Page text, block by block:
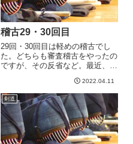
稽古29・30回目
29回・30回目は軽めの稽古でし
た。どちらも審査稽古をやったの
ですが、その反省など。最近、と
飛び込み面を決めたいんですよ
ね。。。審査稽古でもついそれを
やってしまうがために、ぽろっと
打たれたりします。地稽古なら
全...
2022.04.11
剣道